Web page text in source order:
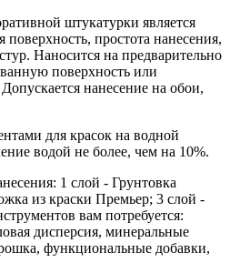
штукатурки является
поверхность, простота нанесения,
Наносится на предварительно
поверхность или
нанесение на обои,
для красок на водной
водой не более, чем на 10%.
1 слой - Грунтовка
из краски Премьер; 3 слой -
вам потребуется:
дисперсия, минеральные
функциональные добавки,